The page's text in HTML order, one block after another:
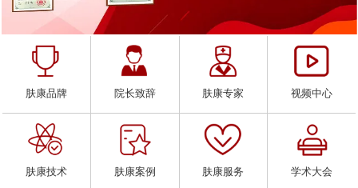
肤康品牌 院长致辞 肤康专家 视频中心
肤康技术 肤康案例 肤康服务 学术大会